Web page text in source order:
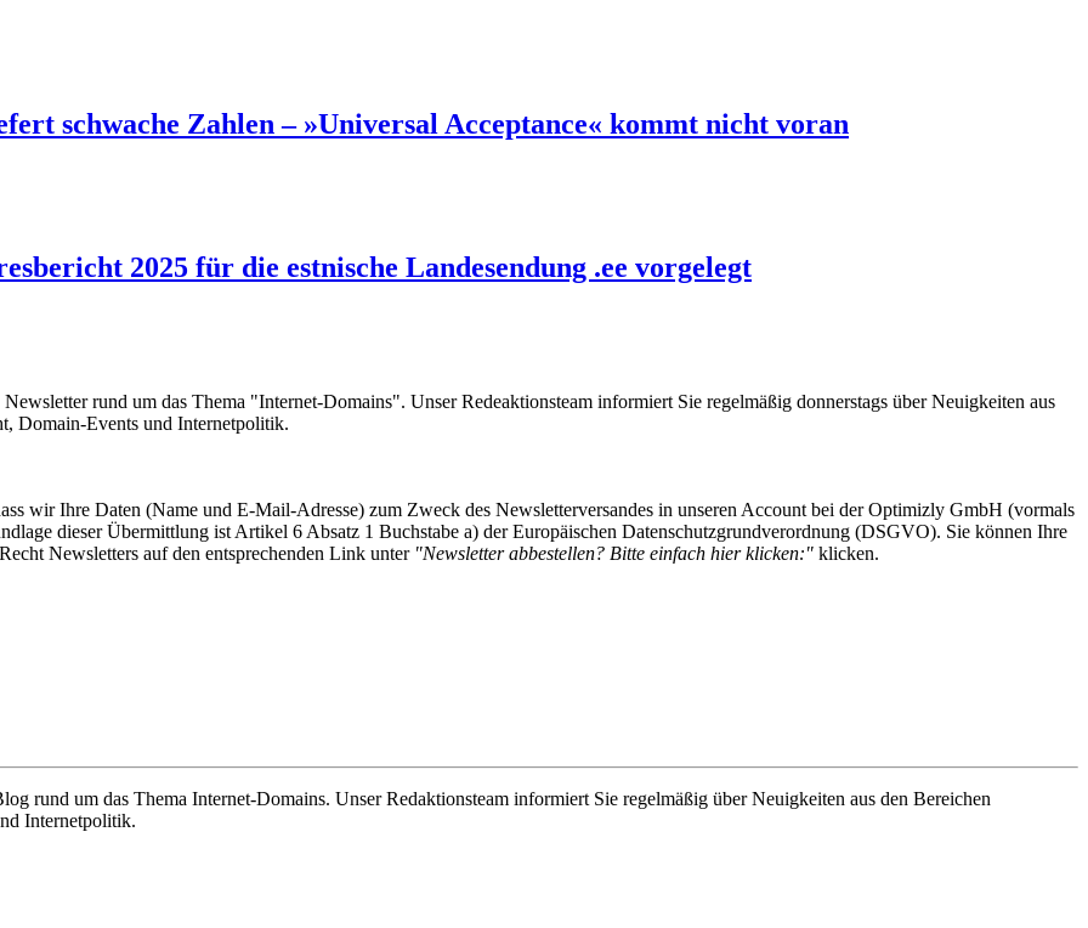
schwache Zahlen – »Universal Acceptance« kommt nicht voran
2025 für die estnische Landesendung .ee vorgelegt
rund um das Thema "Internet-Domains". Unser Redeaktionsteam informiert Sie regelmäßig donnerstags über Neuigkeiten aus
Domain-Events und Internetpolitik.
wir Ihre Daten (Name und E-Mail-Adresse) zum Zweck des Newsletterversandes in unseren Account bei der Optimizly GmbH (vormals
dieser Übermittlung ist Artikel 6 Absatz 1 Buchstabe a) der Europäischen Datenschutzgrundverordnung (DSGVO). Sie können Ihre
Newsletters auf den entsprechenden Link unter "Newsletter abbestellen? Bitte einfach hier klicken:" klicken.
rund um das Thema Internet-Domains. Unser Redaktionsteam informiert Sie regelmäßig über Neuigkeiten aus den Bereichen
Internetpolitik.